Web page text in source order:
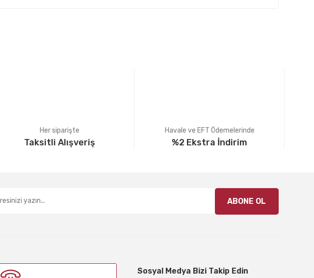
Her siparişte
Taksitli Alışveriş
Havale ve EFT Ödemelerinde
%2 Ekstra İndirim
ABONE OL
Sosyal Medya Bizi Takip Edin